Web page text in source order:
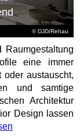
© DJD/Rehau
Raumgestaltung
eine immer
austauscht,
und samtige
Architektur
Design lassen